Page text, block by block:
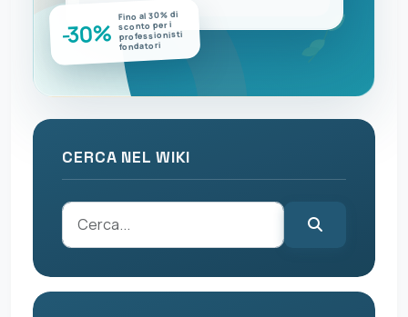
-30%
Fino al 30% di
sconto per i
professionisti
fondatori
CERCA NEL WIKI